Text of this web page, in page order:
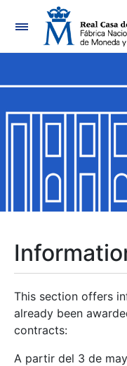
Show/Hide
Show/Hide
Show/Hide
Show/Hide
This section offers
already been
contracts:
A partir del 3 de